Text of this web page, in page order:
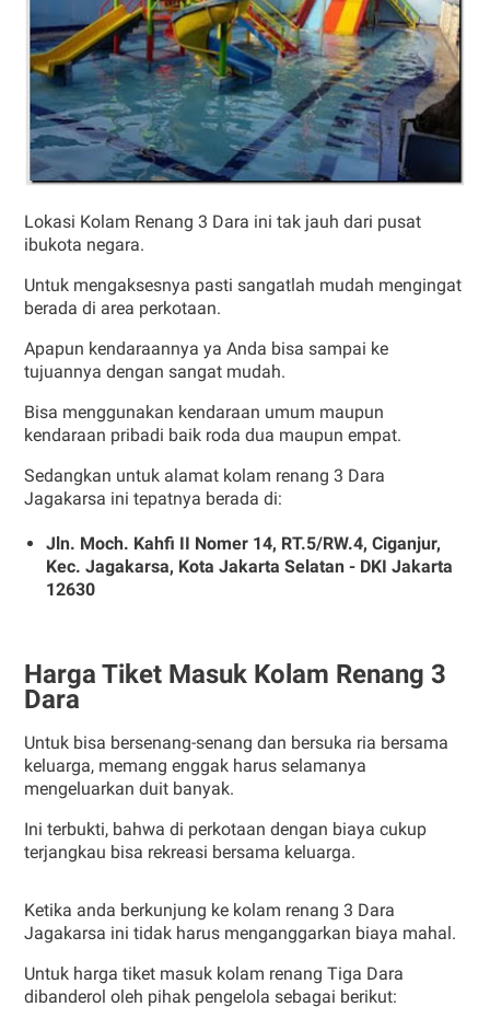
Lokasi Kolam Renang 3 Dara ini tak jauh dari pusat
ibukota negara.
Untuk mengaksesnya pasti sangatlah mudah mengingat
berada di area perkotaan.
Apapun kendaraannya ya Anda bisa sampai ke
tujuannya dengan sangat mudah.
Bisa menggunakan kendaraan umum maupun
kendaraan pribadi baik roda dua maupun empat.
Sedangkan untuk alamat kolam renang 3 Dara
Jagakarsa ini tepatnya berada di:
Jln. Moch. Kahfi II Nomer 14, RT.5/RW.4, Ciganjur,
Kec. Jagakarsa, Kota Jakarta Selatan - DKI Jakarta
12630
Harga Tiket Masuk Kolam Renang 3
Dara
Untuk bisa bersenang-senang dan bersuka ria bersama
keluarga, memang enggak harus selamanya
mengeluarkan duit banyak.
Ini terbukti, bahwa di perkotaan dengan biaya cukup
terjangkau bisa rekreasi bersama keluarga.
Ketika anda berkunjung ke kolam renang 3 Dara
Jagakarsa ini tidak harus menganggarkan biaya mahal.
Untuk harga tiket masuk kolam renang Tiga Dara
dibanderol oleh pihak pengelola sebagai berikut: